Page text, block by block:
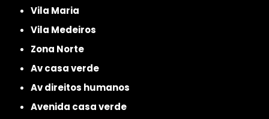
Vila Maria
Vila Medeiros
Zona Norte
av casa verde
av direitos humanos
avenida casa verde